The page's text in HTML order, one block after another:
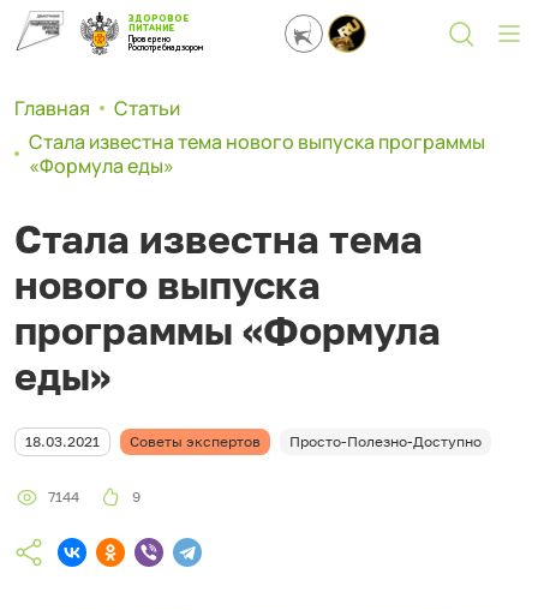
ЗДОРОВОЕ
ПИТАНИЕ
Проверено
Роспотребнадзором
Главная
Статьи
Стала известна тема нового выпуска программы
«Формула еды»
Стала известна тема
нового выпуска
программы «Формула
еды»
18.03.2021 Советы экспертов Просто-Полезно-Доступно
7144 9